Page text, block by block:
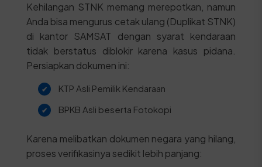
Kehilangan STNK memang merepotkan, namun
Anda bisa mengurus cetak ulang (Duplikat STNK)
di kantor SAMSAT dengan syarat kendaraan
tidak berstatus diblokir karena kasus pidana.
Persiapkan dokumen ini:
KTP Asli Pemilik Kendaraan
BPKB Asli beserta Fotokopi
Karena melibatkan dokumen negara yang hilang,
proses verifikasinya sedikit lebih panjang: